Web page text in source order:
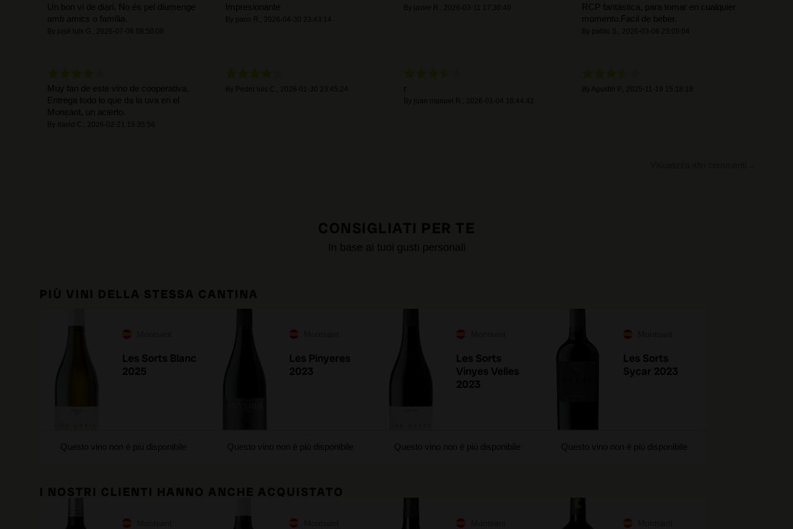
Un bon vi de diari. No és pel diumenge
amb amics o família.
josé luis G. 2026-07-06 08:50:08
Impresionante
paco R. 2026-04-30 23:43:14
javier R. 2026-03-11 17:30:40
RCP fantástica, para tomar en cualquier
momento.Facil de beber.
pablo S. 2026-03-06 23:05:04
Muy fan de este vino de cooperativa.
Entrega todo lo que da la uva en el
Monsant, un acierto.
david C. 2026-02-21 19:35:56
Pedro luis C. 2026-01-30 23:45:24 r
juan manuel R. 2026-01-04 18:44:42
2025-11-19 15:18:18
CONSIGLIATI PER TE
In base ai tuoi gusti personali
PIÙ VINI DELLA STESSA CANTINA
Les Sorts Blanc
2025
Questo vino non è più disponibile
Les Pinyeres
2023
Questo vino non è più disponibile
Les Sorts
Vinyes Velles
2023
Questo vino non è più disponibile
Les Sorts
Sycar 2023
Questo vino non è più disponibile
I NOSTRI CLIENTI HANNO ANCHE ACQUISTATO